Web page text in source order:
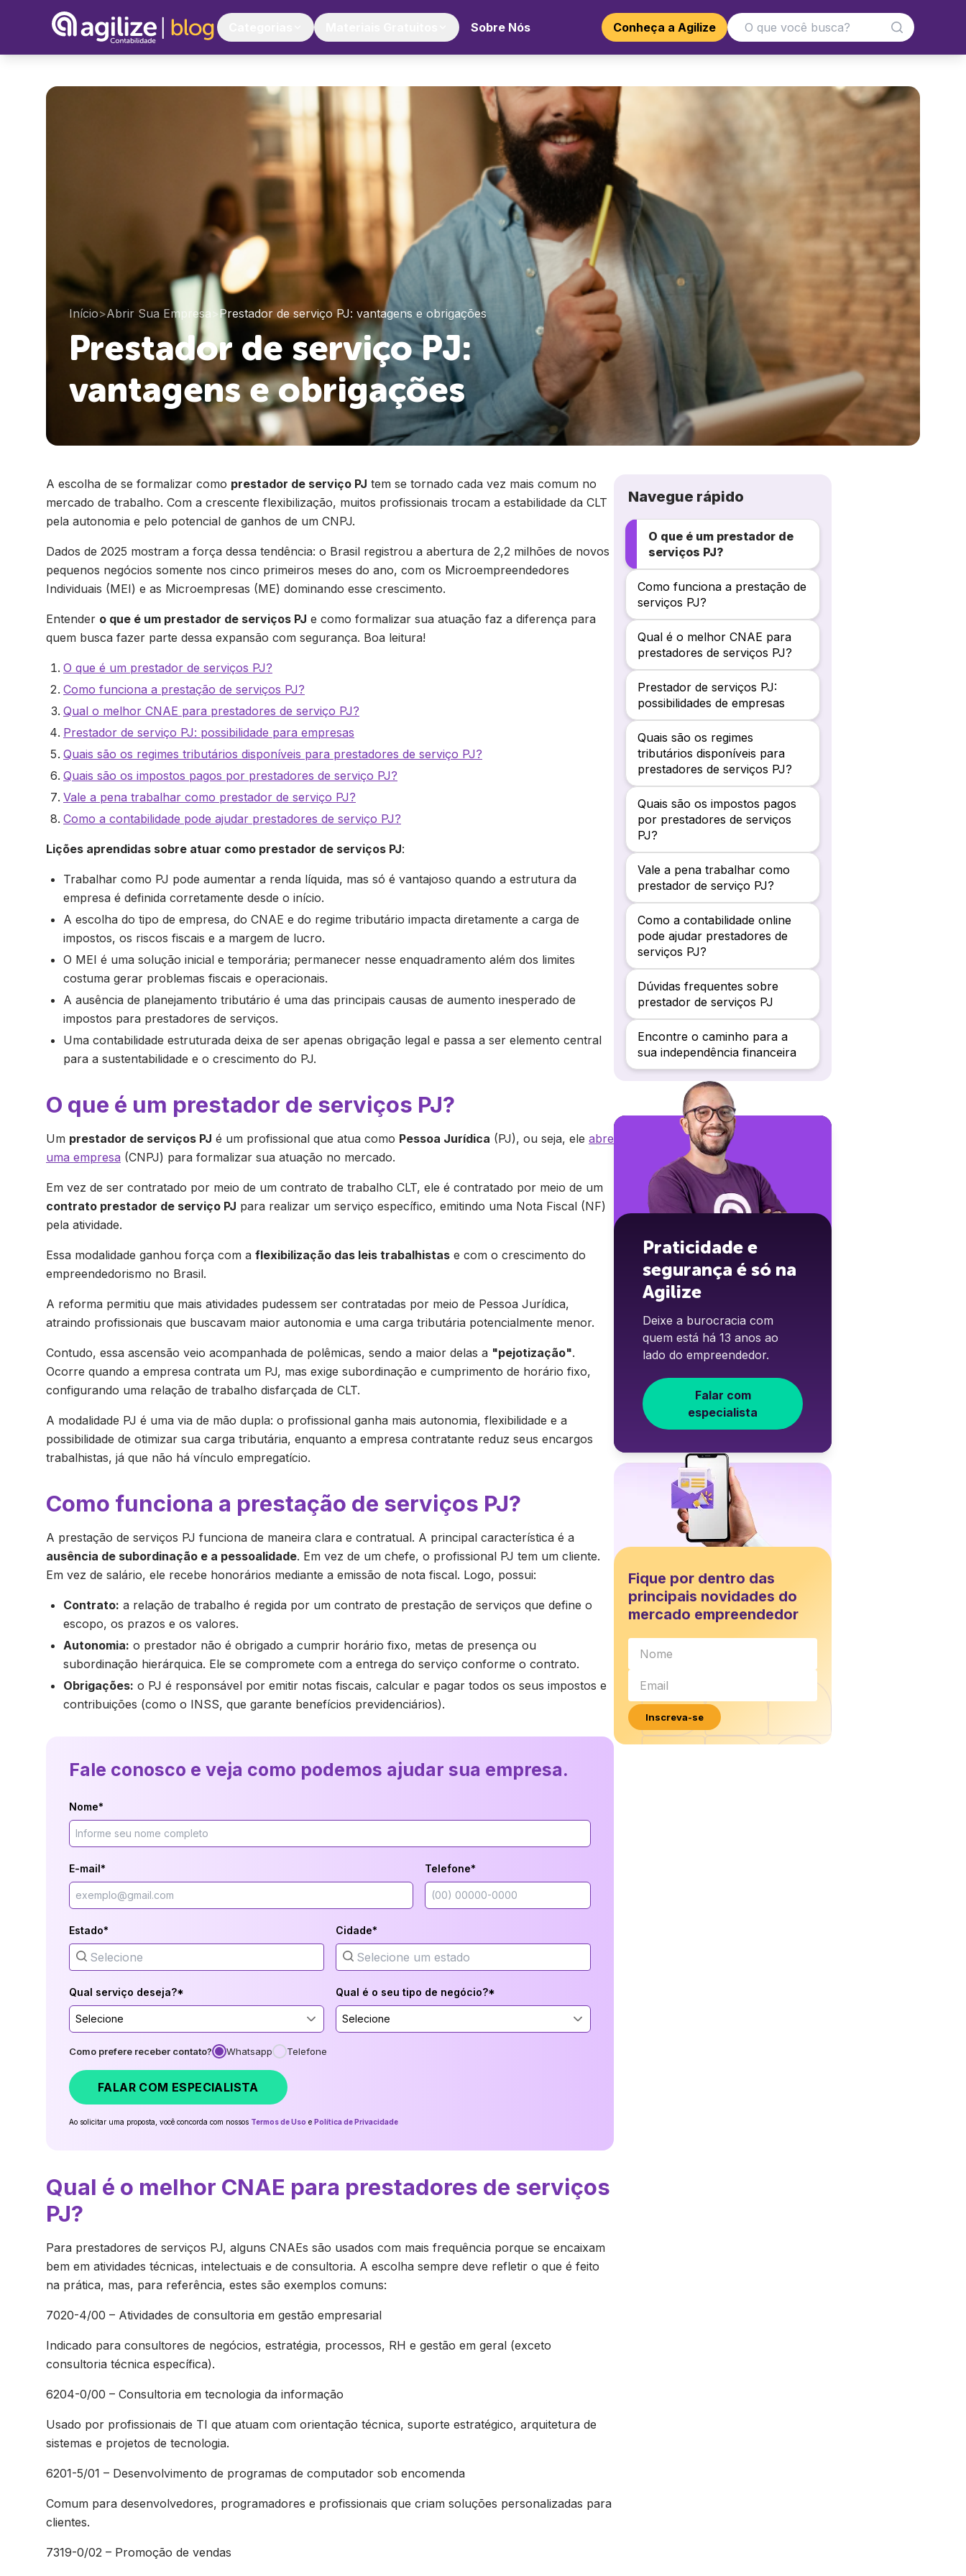
Sobre Nós Conheça a Agilize
Início>Abrir Sua Empresa >Prestador de serviço PJ: vantagens e obrigações
Prestador de serviço PJ:
vantagens e obrigações
A escolha de se formalizar como prestador de serviço PJ tem se tornado cada vez mais comum no
mercado de trabalho. Com a crescente flexibilização, muitos profissionais trocam a estabilidade da CLT
pela autonomia e pelo potencial de ganhos de um CNPJ.
Dados de 2025 mostram a força dessa tendência: o Brasil registrou a abertura de 2,2 milhões de novos
pequenos negócios somente nos cinco primeiros meses do ano, com os Microempreendedores
Individuais (MEI) e as Microempresas (ME) dominando esse crescimento.
Entender o que é um prestador de serviços PJ e como formalizar sua atuação faz a diferença para
quem busca fazer parte dessa expansão com segurança. Boa leitura!
O que é um prestador de serviços PJ?
Como funciona a prestação de serviços PJ?
Qual o melhor CNAE para prestadores de serviço PJ?
Prestador de serviço PJ: possibilidade para empresas
Quais são os regimes tributários disponíveis para prestadores de serviço PJ?
Quais são os impostos pagos por prestadores de serviço PJ?
Vale a pena trabalhar como prestador de serviço PJ?
Como a contabilidade pode ajudar prestadores de serviço PJ?
Lições aprendidas sobre atuar como prestador de serviços PJ:
Trabalhar como PJ pode aumentar a renda líquida, mas só é vantajoso quando a estrutura da
empresa é definida corretamente desde o início.
A escolha do tipo de empresa, do CNAE e do regime tributário impacta diretamente a carga de
impostos, os riscos fiscais e a margem de lucro.
O MEI é uma solução inicial e temporária; permanecer nesse enquadramento além dos limites
costuma gerar problemas fiscais e operacionais.
A ausência de planejamento tributário é uma das principais causas de aumento inesperado de
impostos para prestadores de serviços.
Uma contabilidade estruturada deixa de ser apenas obrigação legal e passa a ser elemento central
para a sustentabilidade e o crescimento do PJ.
O que é um prestador de serviços PJ?
Um prestador de serviços PJ é um profissional que atua como Pessoa Jurídica (PJ), ou seja, ele abre
uma empresa (CNPJ) para formalizar sua atuação no mercado.
Em vez de ser contratado por meio de um contrato de trabalho CLT, ele é contratado por meio de um
contrato prestador de serviço PJ para realizar um serviço específico, emitindo uma Nota Fiscal (NF)
pela atividade.
Essa modalidade ganhou força com a flexibilização das leis trabalhistas e com o crescimento do
empreendedorismo no Brasil.
A reforma permitiu que mais atividades pudessem ser contratadas por meio de Pessoa Jurídica,
atraindo profissionais que buscavam maior autonomia e uma carga tributária potencialmente menor.
Contudo, essa ascensão veio acompanhada de polêmicas, sendo a maior delas a "pejotização".
Ocorre quando a empresa contrata um PJ, mas exige subordinação e cumprimento de horário fixo,
configurando uma relação de trabalho disfarçada de CLT.
A modalidade PJ é uma via de mão dupla: o profissional ganha mais autonomia, flexibilidade e a
possibilidade de otimizar sua carga tributária, enquanto a empresa contratante reduz seus encargos
trabalhistas, já que não há vínculo empregatício.
Como funciona a prestação de serviços PJ?
A prestação de serviços PJ funciona de maneira clara e contratual. A principal característica é a
ausência de subordinação e a pessoalidade. Em vez de um chefe, o profissional PJ tem um cliente.
Em vez de salário, ele recebe honorários mediante a emissão de nota fiscal. Logo, possui:
Contrato: a relação de trabalho é regida por um contrato de prestação de serviços que define o
escopo, os prazos e os valores.
Autonomia: o prestador não é obrigado a cumprir horário fixo, metas de presença ou
subordinação hierárquica. Ele se compromete com a entrega do serviço conforme o contrato.
Obrigações: o PJ é responsável por emitir notas fiscais, calcular e pagar todos os seus impostos e
contribuições (como o INSS, que garante benefícios previdenciários).
Fale conosco e veja como podemos ajudar sua empresa.
Nome*
E-mail* Telefone*
Estado* Cidade*
Qual serviço deseja?*
Selecione
Qual é o seu tipo de negócio?*
Selecione
Como prefere receber contato? Whatsapp Telefone
FALAR COM ESPECIALISTA
Ao solicitar uma proposta, você concorda com nossos Termos de Uso e Política de Privacidade
Qual é o melhor CNAE para prestadores de serviços
PJ?
Para prestadores de serviços PJ, alguns CNAEs são usados com mais frequência porque se encaixam
bem em atividades técnicas, intelectuais e de consultoria. A escolha sempre deve refletir o que é feito
na prática, mas, para referência, estes são exemplos comuns:
7020-4/00 – Atividades de consultoria em gestão empresarial
Indicado para consultores de negócios, estratégia, processos, RH e gestão em geral (exceto
consultoria técnica específica).
6204-0/00 – Consultoria em tecnologia da informação
Usado por profissionais de TI que atuam com orientação técnica, suporte estratégico, arquitetura de
sistemas e projetos de tecnologia.
6201-5/01 – Desenvolvimento de programas de computador sob encomenda
Comum para desenvolvedores, programadores e profissionais que criam soluções personalizadas para
clientes.
7319-0/02 – Promoção de vendas
Navegue rápido
O que é um prestador de
serviços PJ?
Como funciona a prestação de
serviços PJ?
Qual é o melhor CNAE para
prestadores de serviços PJ?
Prestador de serviços PJ:
possibilidades de empresas
Quais são os regimes
tributários disponíveis para
prestadores de serviços PJ?
Quais são os impostos pagos
por prestadores de serviços
PJ?
Vale a pena trabalhar como
prestador de serviço PJ?
Como a contabilidade online
pode ajudar prestadores de
serviços PJ?
Dúvidas frequentes sobre
prestador de serviços PJ
Encontre o caminho para a
sua independência financeira
Praticidade e
segurança é só na
Agilize
Deixe a burocracia com
quem está há 13 anos ao
lado do empreendedor.
Falar com
especialista
Fique por dentro das
principais novidades do
mercado empreendedor
Inscreva-se